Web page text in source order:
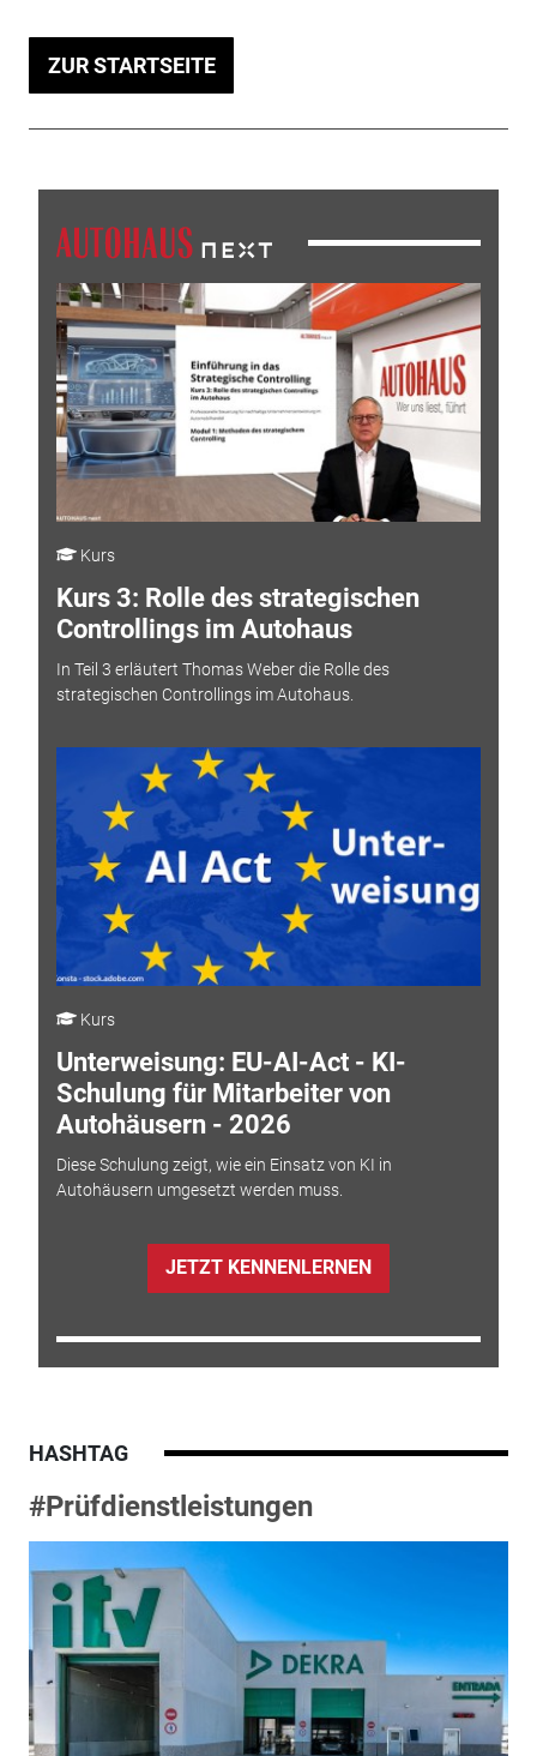
ZUR STARTSEITE
Kurs
Kurs 3: Rolle des strategischen
Controllings im Autohaus
In Teil 3 erläutert Thomas Weber die Rolle des
strategischen Controllings im Autohaus.
Kurs
Unterweisung: EU-AI-Act - KI-
Schulung für Mitarbeiter von
Autohäusern - 2026
Diese Schulung zeigt, wie ein Einsatz von KI in
Autohäusern umgesetzt werden muss.
JETZT KENNENLERNEN
HASHTAG
#Prüfdienstleistungen